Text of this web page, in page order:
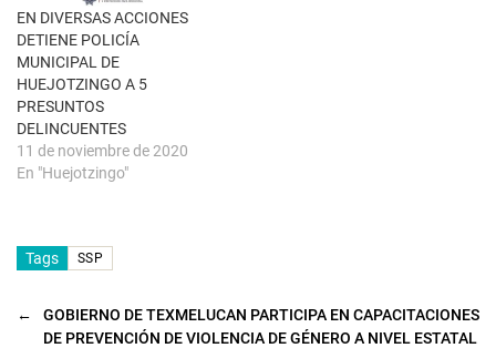
e
v
a
)
EN DIVERSAS ACCIONES
DETIENE POLICÍA
MUNICIPAL DE
HUEJOTZINGO A 5
PRESUNTOS
DELINCUENTES
11 de noviembre de 2020
En "Huejotzingo"
Tags SSP
←
GOBIERNO DE TEXMELUCAN PARTICIPA EN CAPACITACIONES
DE PREVENCIÓN DE VIOLENCIA DE GÉNERO A NIVEL ESTATAL